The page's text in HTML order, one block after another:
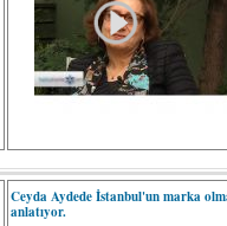
Ceyda Aydede İstanbul'un marka
anlatıyor.